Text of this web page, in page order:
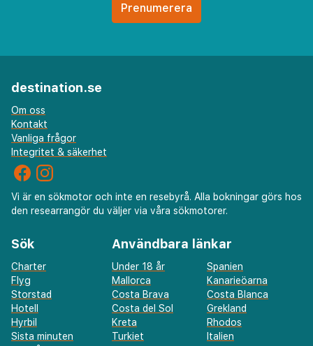
destination.se
Om oss
Kontakt
Vanliga frågor
Integritet & säkerhet
Vi är en sökmotor och inte en resebyrå. Alla bokningar görs hos
den researrangör du väljer via våra sökmotorer.
Sök
Charter
Flyg
Storstad
Hotell
Hyrbil
Sista minuten
Användbara länkar
Under 18 år
Spanien
Mallorca
Kanarieöarna
Costa Brava
Costa Blanca
Costa del Sol
Grekland
Kreta
Rhodos
Turkiet
Italien